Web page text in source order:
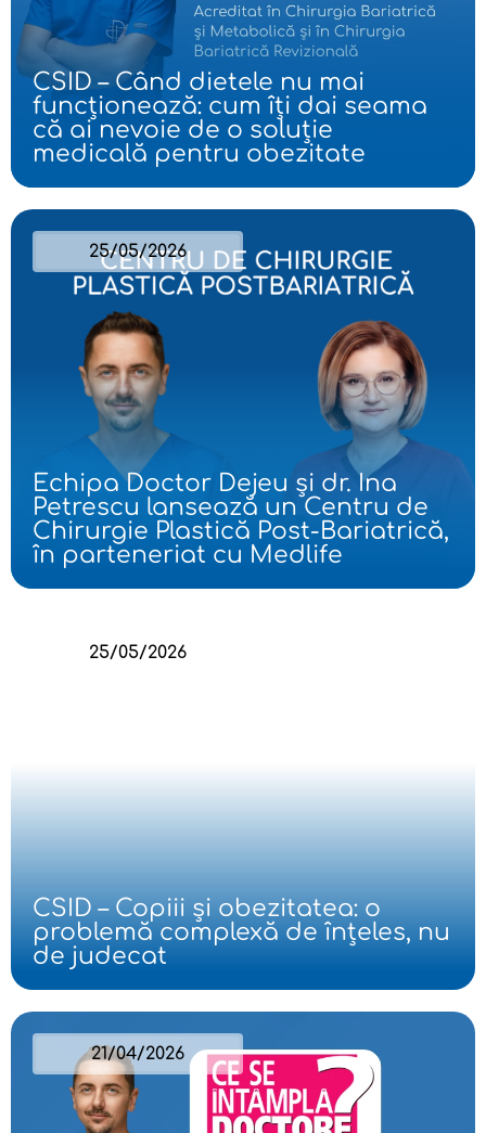
CSID – Când dietele nu mai
funcționează: cum îți dai seama
că ai nevoie de o soluție
medicală pentru obezitate
25/05/2026
Echipa Doctor Dejeu și dr. Ina
Petrescu lansează un Centru de
Chirurgie Plastică Post-Bariatrică,
în parteneriat cu Medlife
25/05/2026
CSID – Copiii și obezitatea: o
problemă complexă de înțeles, nu
de judecat
21/04/2026